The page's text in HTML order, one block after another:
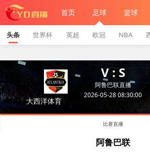
首页 足球 篮球
头条 世界杯 英超 欧冠 NBA
大西洋体育
V : S
阿鲁巴联直播
2026-05-28 08:30:00
比赛直播
阿鲁巴联